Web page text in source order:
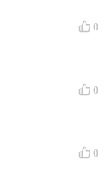
资人，前 AWS 硅
小姐研习录 (ID:
不一样的技术
0
0
0